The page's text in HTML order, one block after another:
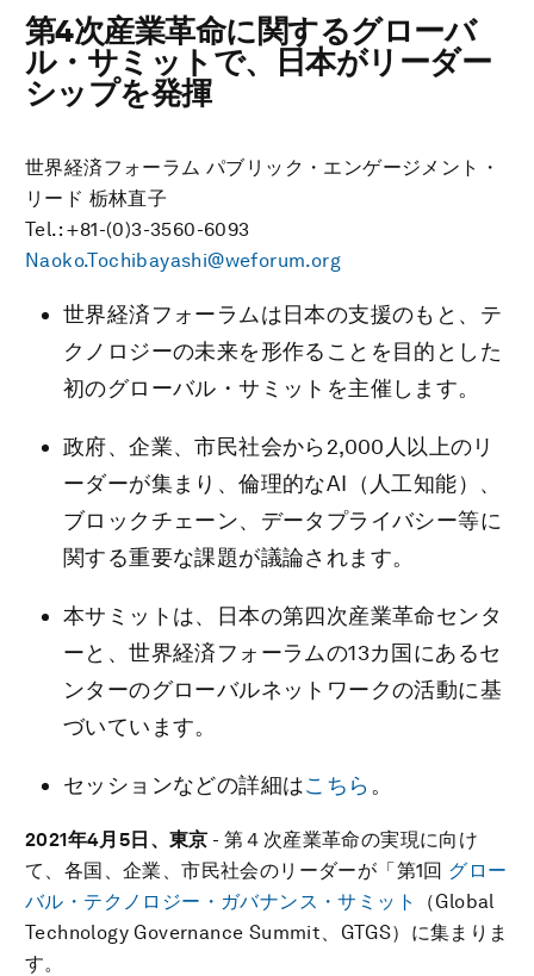
第4次産業革命に関するグローバ
ル・サミットで、日本がリーダー
シップを発揮
世界経済フォーラム パブリック・エンゲージメント・
リード 栃林直子
Tel.: +81-(0)3-3560-6093
Naoko.Tochibayashi@weforum.org
世界経済フォーラムは日本の支援のもと、テ
クノロジーの未来を形作ることを目的とした
初のグローバル・サミットを主催します。
政府、企業、市民社会から2,000人以上のリ
ーダーが集まり、倫理的なAI（人工知能）、
ブロックチェーン、データプライバシー等に
関する重要な課題が議論されます。
本サミットは、日本の第四次産業革命センタ
ーと、世界経済フォーラムの13カ国にあるセ
ンターのグローバルネットワークの活動に基
づいています。
セッションなどの詳細はこちら 。
2021年4月5日、東京 - 第４次産業革命の実現に向け
て、各国、企業、市民社会のリーダーが「第1回 グロー
バル・テクノロジー・ガバナンス・サミット
（Global
Technology Governance Summit、GTGS）に集まりま
す。